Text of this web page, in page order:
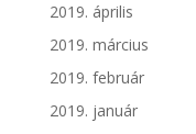
2019. április
2019. március
2019. február
2019. január